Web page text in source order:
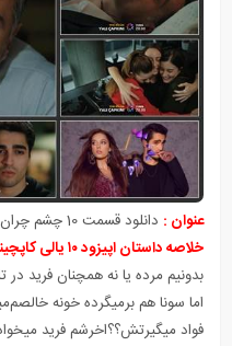
عنوان : دانلود قسمت 10 چشم چران عمارت
خلاصه داستان اپیزود ۱۰ یالی کاپچینی :
بدونیم مرده یا نه همچنان فرید
اما سونا هم برمیگرده خونه
فواد میگیرتش؟؟اخرشم فرید